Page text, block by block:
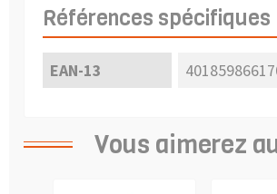
Références spécifiques
EAN-13
Vous aimerez